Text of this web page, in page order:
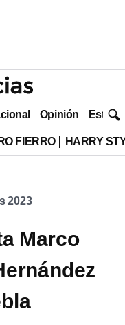
Opinión Estilo
FIERRO HARRY
2023
Marco